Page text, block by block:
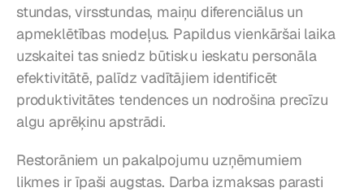
stundas, virsstundas, maiņu diferenciālus un
apmeklētības modeļus. Papildus vienkāršai laika
uzskaitei tas sniedz būtisku ieskatu personāla
efektivitātē, palīdz vadītājiem identificēt
produktivitātes tendences un nodrošina precīzu
algu aprēķinu apstrādi.
Restorāniem un pakalpojumu uzņēmumiem
likmes ir īpaši augstas. Darba izmaksas parasti